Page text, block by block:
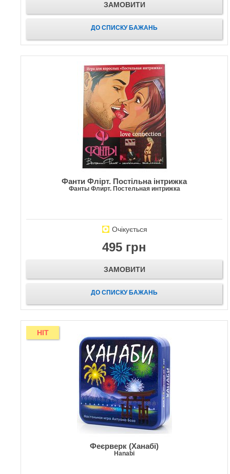
ЗАМОВИТИ
ДО СПИСКУ БАЖАНЬ
Фанти Флірт. Постільна інтрижка
Фанты Флирт. Постельная интрижка
Очікується
495 грн
ЗАМОВИТИ
ДО СПИСКУ БАЖАНЬ
HIT
Феєрверк (Ханабі)
Hanabi